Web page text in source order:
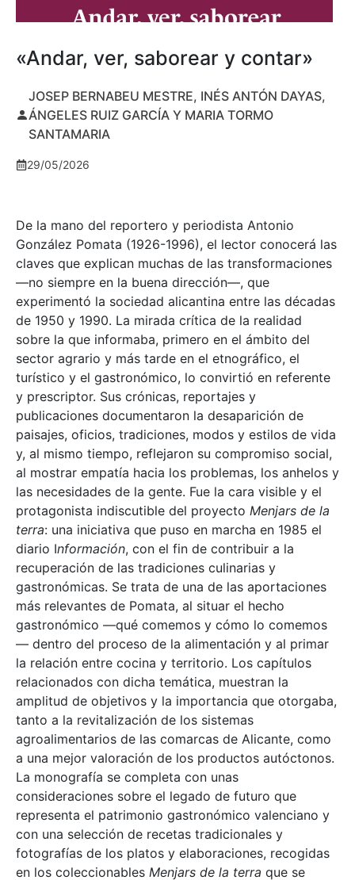
«Andar, ver, saborear y contar»
JOSEP BERNABEU MESTRE, INÉS ANTÓN DAYAS,
ÁNGELES RUIZ GARCÍA Y MARIA TORMO
SANTAMARIA
29/05/2026
De la mano del reportero y periodista Antonio
González Pomata (1926-1996), el lector conocerá las
claves que explican muchas de las transformaciones
—no siempre en la buena dirección—, que
experimentó la sociedad alicantina entre las décadas
de 1950 y 1990. La mirada crítica de la realidad
sobre la que informaba, primero en el ámbito del
sector agrario y más tarde en el etnográfico, el
turístico y el gastronómico, lo convirtió en referente
y prescriptor. Sus crónicas, reportajes y
publicaciones documentaron la desaparición de
paisajes, oficios, tradiciones, modos y estilos de vida
y, al mismo tiempo, reflejaron su compromiso social,
al mostrar empatía hacia los problemas, los anhelos y
las necesidades de la gente. Fue la cara visible y el
protagonista indiscutible del proyecto Menjars de la
terra: una iniciativa que puso en marcha en 1985 el
diario Información, con el fin de contribuir a la
recuperación de las tradiciones culinarias y
gastronómicas. Se trata de una de las aportaciones
más relevantes de Pomata, al situar el hecho
gastronómico —qué comemos y cómo lo comemos
— dentro del proceso de la alimentación y al primar
la relación entre cocina y territorio. Los capítulos
relacionados con dicha temática, muestran la
amplitud de objetivos y la importancia que otorgaba,
tanto a la revitalización de los sistemas
agroalimentarios de las comarcas de Alicante, como
a una mejor valoración de los productos autóctonos.
La monografía se completa con unas
consideraciones sobre el legado de futuro que
representa el patrimonio gastronómico valenciano y
con una selección de recetas tradicionales y
fotografías de los platos y elaboraciones, recogidas
en los coleccionables Menjars de la terra que se